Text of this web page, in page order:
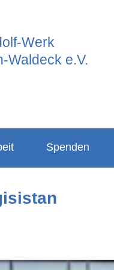
Werk
Waldeck e.V.
Spenden